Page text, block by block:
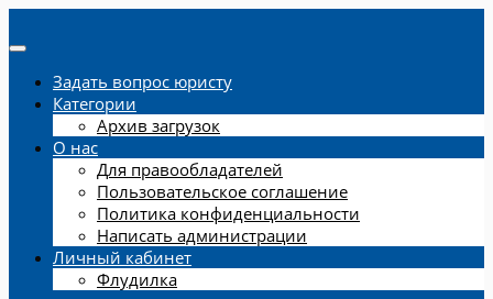
Задать вопрос юристу
Категории
Архив загрузок
О нас
Для правообладателей
Пользовательское соглашение
Политика конфиденциальности
Написать администрации
Личный кабинет
Флудилка